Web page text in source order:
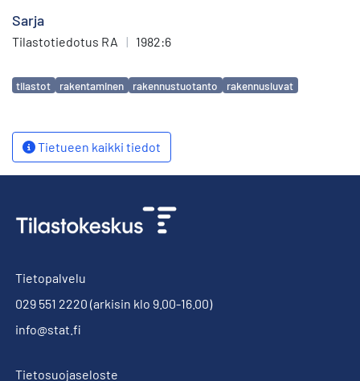
Sarja
Tilastotiedotus RA | 1982:6
Avainsanat
tilastot rakentaminen rakennustuotanto rakennusluvat
Tietueen kaikki tiedot
Tietopalvelu
029 551 2220 (arkisin klo 9.00-16.00)
info@stat.fi
Tietosuojaseloste